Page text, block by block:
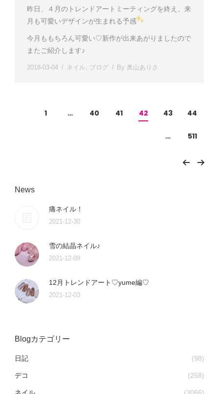
昨日、４月のトレンドアートミーティングを終え、来
月も可愛いデザインが生まれる予感
今月ももちろん可愛い♡新作が出来あがりましたので
またご紹介します♪
2018-03-04 ネイル ブログ By 奥山ありさ
1 … 40 41 42 43 44
… 511
News
痛ネイル！
2021-12-30
雪の結晶ネイル♪
2021-12-09
12月トレンドアート♡yume編♡
2021-12-03
Blogカテゴリー
日記 (98)
デコ (258)